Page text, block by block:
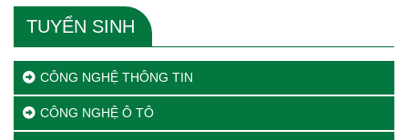
TUYỂN SINH
CÔNG NGHỆ THÔNG TIN
CÔNG NGHỆ Ô TÔ